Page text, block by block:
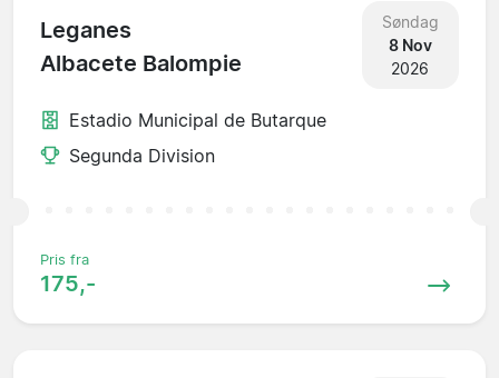
Leganes
Albacete Balompie
Søndag
8 Nov
2026
Estadio Municipal de Butarque
Segunda Division
Pris fra
175,-